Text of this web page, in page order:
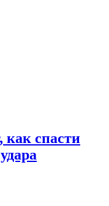
как спасти